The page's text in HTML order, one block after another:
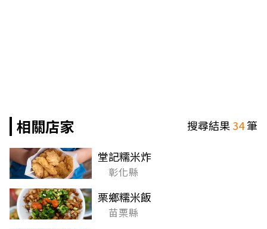
相關店家 搜尋結果34筆
堂記糯米炸
彰化縣
栗鄉糯米飯
苗栗縣